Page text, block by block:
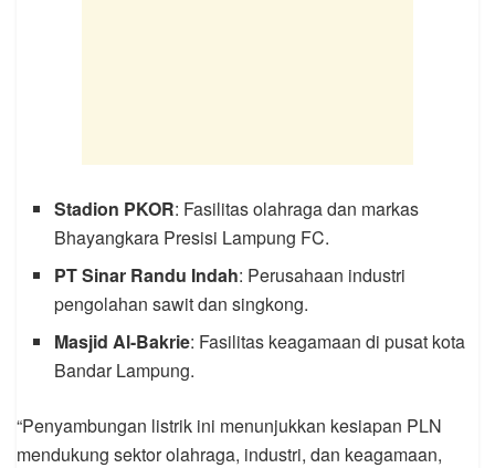
Stadion PKOR: Fasilitas olahraga dan markas
Bhayangkara Presisi Lampung FC.
PT Sinar Randu Indah: Perusahaan industri
pengolahan sawit dan singkong.
Masjid Al-Bakrie: Fasilitas keagamaan di pusat kota
Bandar Lampung.
“Penyambungan listrik ini menunjukkan kesiapan PLN
mendukung sektor olahraga, industri, dan keagamaan,